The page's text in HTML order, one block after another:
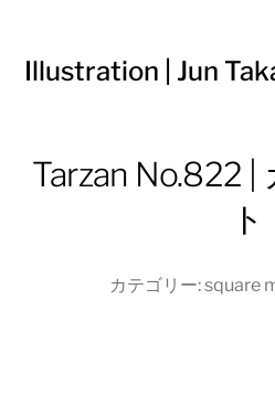
Illustration | Jun
Tarzan No.822 |
ト
カテゴリー:square